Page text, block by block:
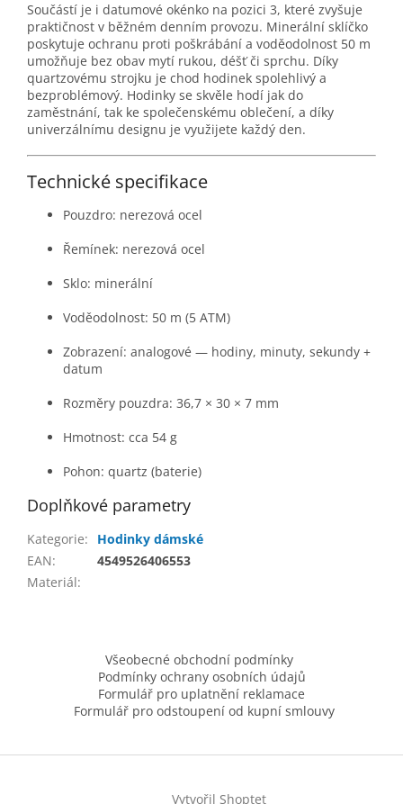
Součástí je i datumové okénko na pozici 3, které zvyšuje
praktičnost v běžném denním provozu. Minerální sklíčko
poskytuje ochranu proti poškrábání a voděodolnost 50 m
umožňuje bez obav mytí rukou, déšť či sprchu. Díky
quartzovému strojku je chod hodinek spolehlivý a
bezproblémový. Hodinky se skvěle hodí jak do
zaměstnání, tak ke společenskému oblečení, a díky
univerzálnímu designu je využijete každý den.
Technické specifikace
Pouzdro: nerezová ocel
Řemínek: nerezová ocel
Sklo: minerální
Voděodolnost: 50 m (5 ATM)
Zobrazení: analogové — hodiny, minuty, sekundy +
datum
Rozměry pouzdra: 36,7 × 30 × 7 mm
Hmotnost: cca 54 g
Pohon: quartz (baterie)
Doplňkové parametry
Kategorie:
Hodinky dámské
EAN:
4549526406553
Materiál:
Všeobecné obchodní podmínky
Podmínky ochrany osobních údajů
Formulář pro uplatnění reklamace
Formulář pro odstoupení od kupní smlouvy
Vytvořil Shoptet